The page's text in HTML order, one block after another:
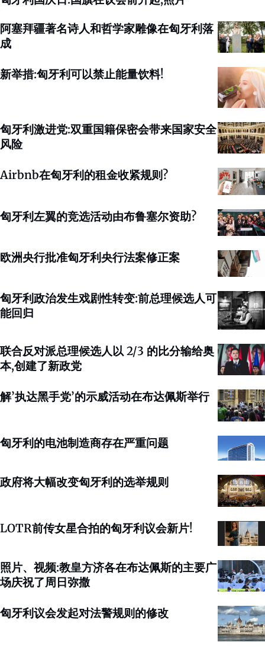
阿塞拜疆著名诗人和哲学家雕像在匈牙利落
成
新举措:匈牙利可以禁止能量饮料!
匈牙利激进党:双重国籍保密会带来国家安全
风险
Airbnb在匈牙利的租金收紧规则?
匈牙利左翼的竞选活动由布鲁塞尔资助?
欧洲央行批准匈牙利央行法案修正案
匈牙利政治发生戏剧性转变:前总理候选人可
能回归
联合反对派总理候选人以 2/3 的比分输给奥
本,创建了新政党
解’执达黑手党’的示威活动在布达佩斯举行
匈牙利的电池制造商存在严重问题
政府将大幅改变匈牙利的选举规则
LOTR前传女星合拍的匈牙利议会新片!
照片、视频:教皇方济各在布达佩斯的主要广
场庆祝了周日弥撒
匈牙利议会发起对法警规则的修改